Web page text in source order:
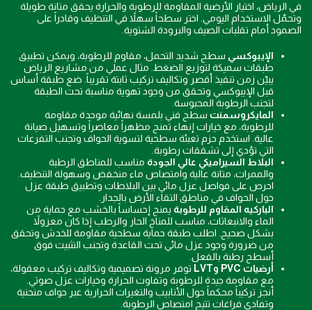
في الرياض، اختيار الأرضية المقاومة للرطوبة والحرارة يحقق متانة طويلة
وتحمّل الاستخدام اليومي. اختر سطحاً سهلاً في التنظيف وقادراً على
الصمود أمام تقلبات الصيف والبرودة الشتوية.
الإيبوكسي سطح شديد التحمل، مقاوم للرطوبة، ويمكن تطبيق
طبقات سميكة لتوزيع الضغط. مثال عملي من مشاريع الرياض
يبيّن زمن تنفيذ أقصر وتكاليف تركيب ثابتة تقريباً. ضع طبقة أساس
قبل الإيبوكسي وتحقق من وجود تهوية مناسبة تحت الطبقة
لتجنب الرطوبة المحبوسة.
المايكروسمنت سطح فني بلمسة نهائية موحدة مقاومة
للرطوبة، مع خيارات إنهاء تمنح مظهراً معاصراً وتسهيل صيانة
عالية. استخدم حزم تعبئة سطحية لتسوية الحواف وتجنب التفرعات
التي تؤدي إلى تشققات رطوبة.
البلاط السيراميكي عالي الجودة مناسب للمناطق الرطبة
والممرات، متانة عالية وامتصاص ماء منخفض وسهولة التنظيف.
احرص على فواصل عزل مائي بين البلاطات وتطبيق طبقة عزل
حول الحواف في مناطق التقاء الأرض بالجدار.
الباركيه المقاوم للرطوبة يمنح إحساساً بالخشب مع حماية من
الماء والانبعاثات، مناسب للمناخ الحار والرطب إذا كان معزولاً
بشكل صحيح. اطلب طبقة حماية سطحية مقاومة للخدش وتحقق
من ضرورة وجود عزل مائي تحت القاعدة وتجنب التثبيت فوق
أسطح رطبة بالفعل.
أرضيات PVC وLVT
توفر مرونة تصميمية وتكاليف تركيب معقولة،
مع مقاومة جيدة للرطوبة وتفاوت الحرارة وخيارات عزل صوتي.
أنجز تركيباً محكماً حول الأنابيب والتغيرات الحرارية عبر حواف منحنية
وتفادي فراغات تتيح امتصاص الرطوبة.